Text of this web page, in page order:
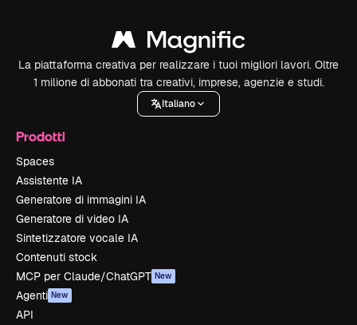
La piattaforma creativa per realizzare i tuoi migliori lavori. Oltre
1 milione di abbonati tra creativi, imprese, agenzie e studi.
Italiano
Prodotti
Spaces
Assistente IA
Generatore di immagini IA
Generatore di video IA
Sintetizzatore vocale IA
Contenuti stock
MCP per Claude/ChatGPT New
Agenti New
API